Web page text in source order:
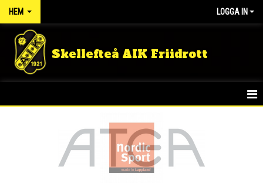
HEM LOGGA IN
Skellefteå AIK Friidrott